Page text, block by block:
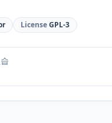
LicenseGPL-3